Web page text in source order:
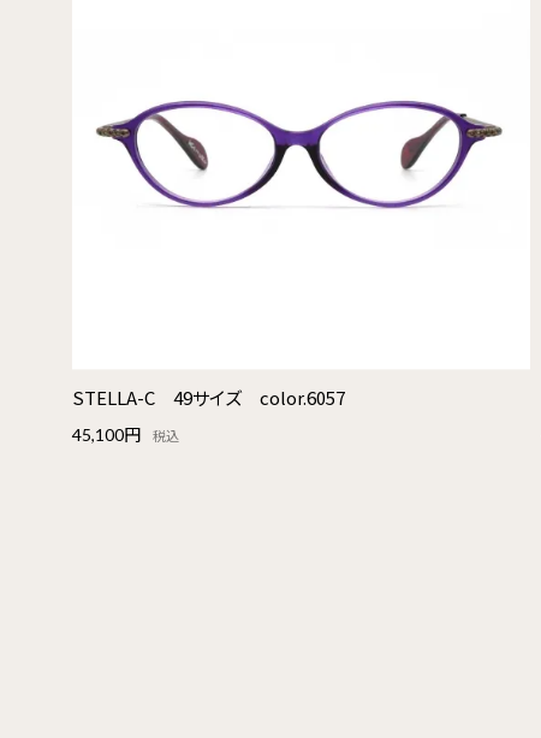
STELLA-C 49サイズ color.6057
45,100円 税込